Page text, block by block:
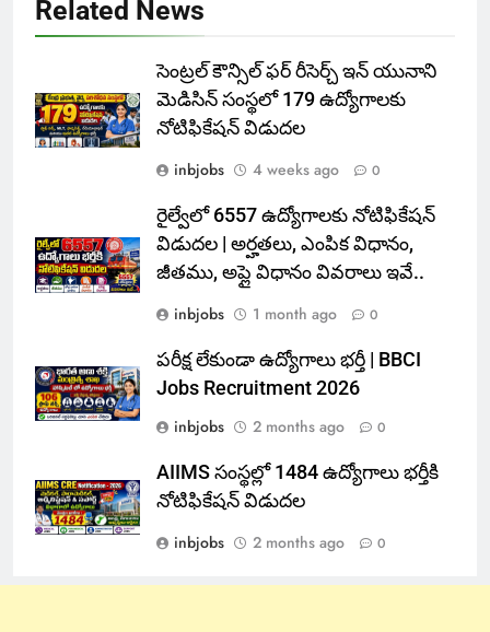
Related News
సెంట్రల్ కౌన్సిల్ ఫర్ రీసెర్చ్ ఇన్ యునాని
మెడిసిన్ సంస్థలో 179 ఉద్యోగాలకు
నోటిఫికేషన్ విడుదల
inbjobs
4 weeks ago 0
రైల్వేలో 6557 ఉద్యోగాలకు నోటిఫికేషన్
విడుదల | అర్హతలు, ఎంపిక విధానం,
జీతము, అప్లై విధానం వివరాలు ఇవే..
inbjobs
1 month ago 0
పరీక్ష లేకుండా ఉద్యోగాలు భర్తీ | BBCI
Jobs Recruitment 2026
inbjobs
2 months ago 0
AIIMS సంస్థల్లో 1484 ఉద్యోగాలు భర్తీకి
నోటిఫికేషన్ విడుదల
inbjobs
2 months ago 0